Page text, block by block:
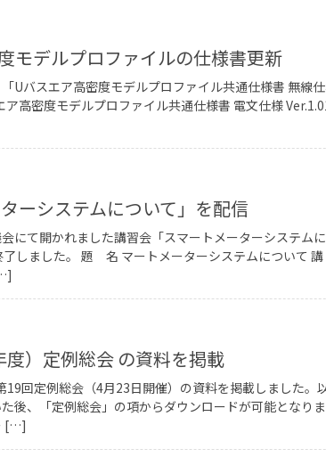
モデルプロファイルの仕様書更新
Uバスエア高密度モデルプロファイル共通仕様書 無線仕
ア高密度モデルプロファイル共通仕様書 電文仕様
ターシステムについて」を配信
にて開かれました講習会「スマートメーターシステム
了しました。 題 名 マートメーターシステムについて
度）定例総会 の資料を掲載
19回定例総会（4月23日開催）の資料を掲載しました。
後、「定例総会」の項からダウンロードが可能となり
[…]